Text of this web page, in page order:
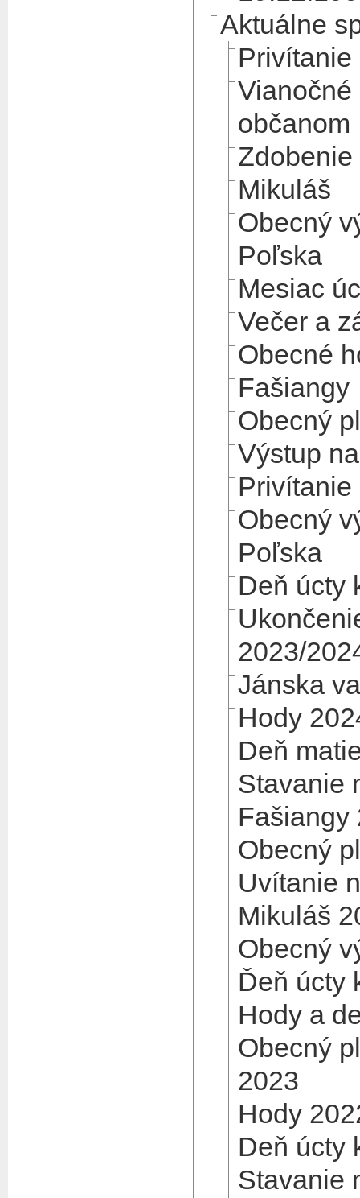
Aktuálne
Privítanie
Vianočné
občanom
Mikuláš
Obecný
Poľska
Mesiac
Večer a
Obecné
Fašiangy
Obecný
Výstup
Privítanie
Obecný
Poľska
Deň úcty
2023/
Jánska
Hody
Deň
Stavanie
Fašiangy
Obecný
Uvítanie
Mikuláš
Obecný
Ďeň úcty
Hody a
Obecný
2023
Hody
Deň úcty
Stavanie